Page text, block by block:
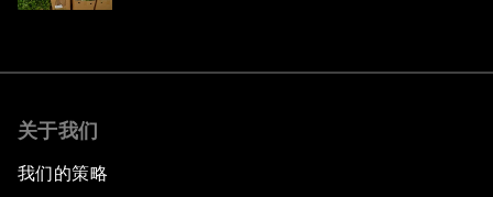
关于我们
我们的策略